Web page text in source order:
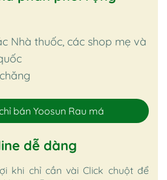
Nhà thuốc, các shop mẹ và
bán Yoosun Rau má
dễ dàng
khi chỉ cần vài Click chuột để